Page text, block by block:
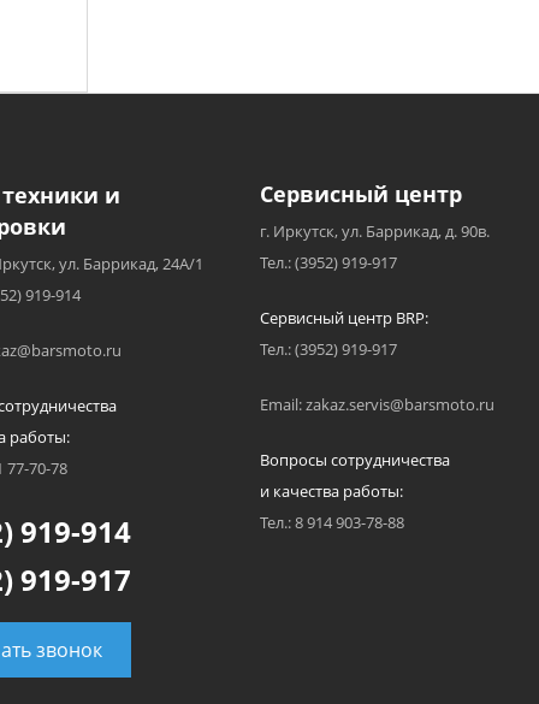
и
ул. Баррикад, 24А/1
919-914
работы:
77-70-78
919-914
919-917
звонок
Сервисный центр
г. Иркутск, ул. Баррикад, д. 90в.
Тел.: (3952) 919-917
Сервисный центр BRP:
Тел.: (3952) 919-917
Email: zakaz.servis@barsmoto.ru
Вопросы сотрудничества
и качества работы:
Тел.: 8 914 903-78-88